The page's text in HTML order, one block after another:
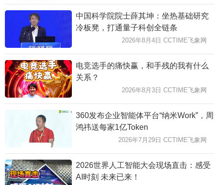
中国科学院院士薛其坤：坐热基础研究
冷板凳，打通量子科创全链条
2026年8月4日 CCTIME飞象网
电竞选手的痛快赢，和手残的我有什么
关系？
2026年8月3日 CCTIME飞象网
360发布企业智能体平台“纳米Work”，周
鸿祎送每家1亿Token
2026年7月29日 CCTIME飞象网
2026世界人工智能大会现场直击：感受
AI时刻 未来已来！